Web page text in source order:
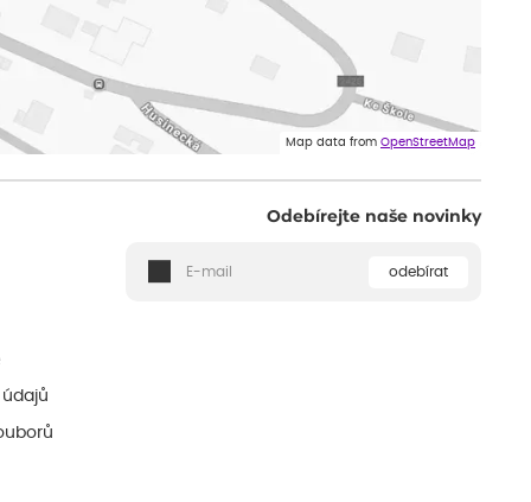
Map data from OpenStreetMap
Odebírejte naše novinky
odebírat